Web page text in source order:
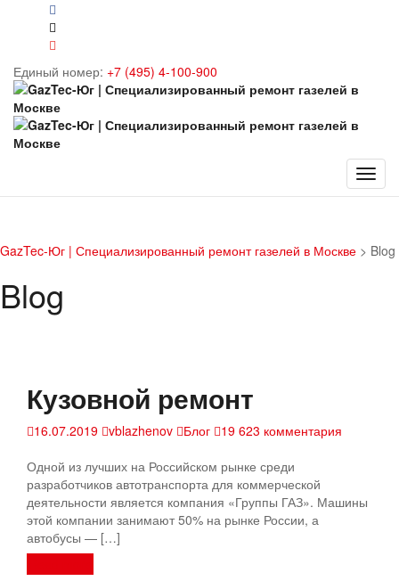
Единый номер: +7 (495) 4-100-900
GazTec-Юг | Специализированный ремонт газелей в Москве > Blog
Blog
Кузовной ремонт
16.07.2019 vblazhenov Блог
19 623 комментария
Одной из лучших на Российском рынке среди
разработчиков автотранспорта для коммерческой
деятельности является компания «Группы ГАЗ». Машины
этой компании занимают 50% на рынке России, а
автобусы — […]